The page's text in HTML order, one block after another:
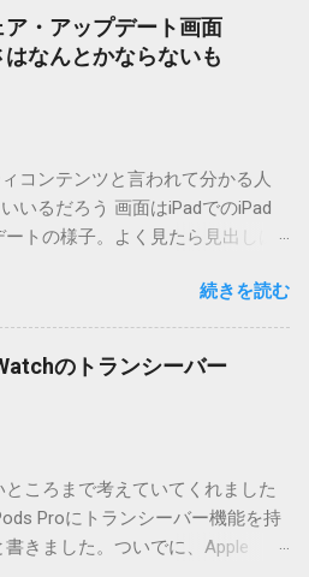
現在のバージョンは0.5.3です。
を公開しています。まだ心配な
ンクしていません。安定を求め
必要な方は0.6.3をご利用くださ
までのバージョンに、エント
勧めしてます。 mail-entry.zipを
をクリックしてください。
ルダを見ると「_MACOSX」とい
さい。MacOS XでZIP圧縮している
報が含まれてしまうようで
ファイルはこちら 。ZIP圧縮して
ージョン番号と同じバージョン
く必要があります。0.5.0以降
、バージョンアップポイントを
なっています。 まずはどんなふ
方法は後述します。 使い方 メー
・アップデート画面
なんとかならないも
コンテンツと言われて分かる人
いるだろう 画面はiPadでのiPad
ートの様子。よく見たら見出しは
てはいまだにiOSのままとか、そん
いでしょうね。 それは混乱のも
ートのセキュリティコンテンツ
以下のWebサイトをご覧くださ
セキュリティコンテンツ…？ こ
てはここで悩んだ結果、アップ
ない人も出てきそうですよ。アッ
らず、分からないけどやってみ
続きを読む
のトランシーバー
ころまで考えていてくれました
Proにトランシーバー機能を持
きました。ついでに、Apple